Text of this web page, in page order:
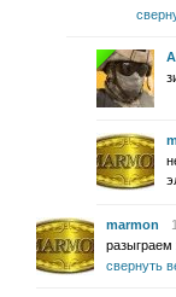
marmon
разыграем
свернуть